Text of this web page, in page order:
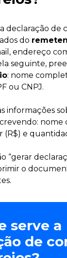
declaração de
do
endereço
seguinte,
: nome
ou CNPJ.
informações
(R$) e
“gerar
o
serve a
de